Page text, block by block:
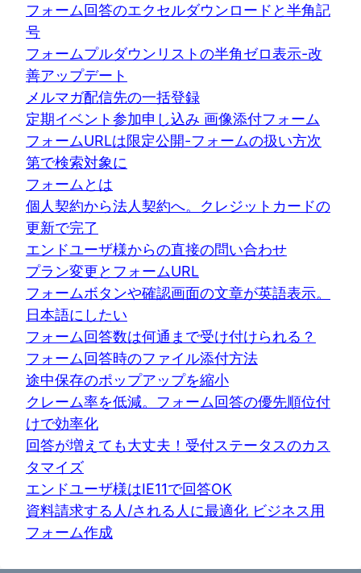
フォーム回答のエクセルダウンロードと半角記
号
フォームプルダウンリストの半角ゼロ表示-改
善アップデート
メルマガ配信先の一括登録
定期イベント参加申し込み 画像添付フォーム
フォームURLは限定公開-フォームの扱い方次
第で検索対象に
フォームとは
個人契約から法人契約へ。クレジットカードの
更新で完了
エンドユーザ様からの直接の問い合わせ
プラン変更とフォームURL
フォームボタンや確認画面の文章が英語表示。
日本語にしたい
フォーム回答数は何通まで受け付けられる？
フォーム回答時のファイル添付方法
途中保存のポップアップを縮小
クレーム率を低減。フォーム回答の優先順位付
けで効率化
回答が増えても大丈夫！受付ステータスのカス
タマイズ
エンドユーザ様はIE11で回答OK
資料請求する人/される人に最適化 ビジネス用
フォーム作成